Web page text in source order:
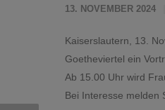
13. NOVEMBER 2024
Kaiserslautern, 13.
Goetheviertel ein
Ab 15.00 Uhr wird
Bei Interesse melden